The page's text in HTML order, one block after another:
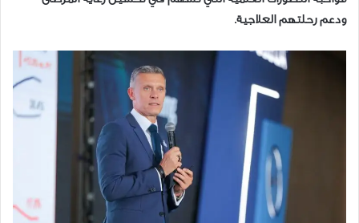
ودعم رحلتهم العلاجية.​